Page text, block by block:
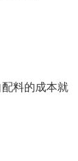
料的成本就